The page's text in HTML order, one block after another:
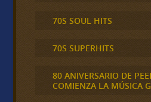
70S SOUL HITS
70S SUPERHITS
80 ANIVERSARIO DE
COMIENZA LA MÚSICA